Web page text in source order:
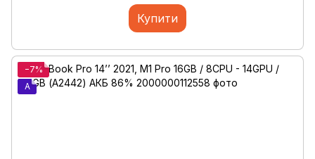
Купити
−7%
A